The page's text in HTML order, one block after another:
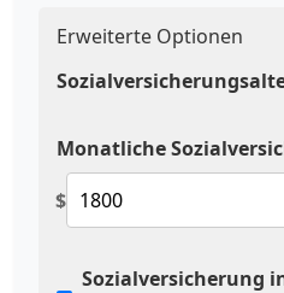
Erweiterte Optionen
Monatliche
$
Sozialversicherung